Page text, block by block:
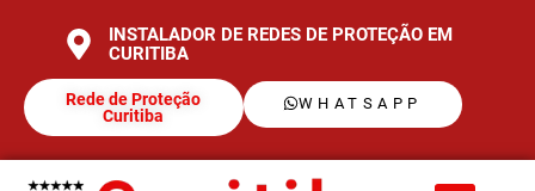
INSTALADOR DE REDES DE PROTEÇÃO EM
CURITIBA
Rede de Proteção
Curitiba
WHATSAPP